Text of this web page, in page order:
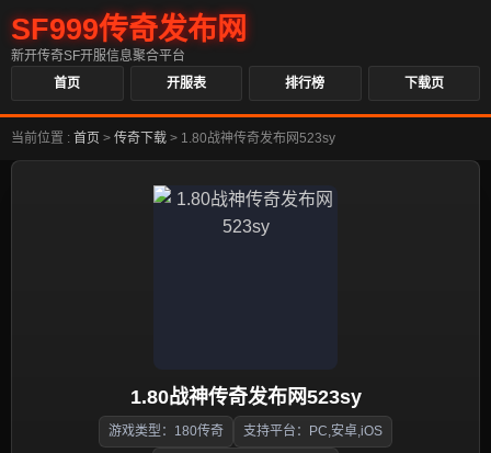
SF999传奇发布网
新开传奇SF开服信息聚合平台
首页
开服表 排行榜 下载页
当前位置 : 首页 > 传奇下载 > 1.80战神传奇发布网523sy
1.80战神传奇发布网523sy
游戏类型：180传奇 支持平台：PC,安卓,iOS